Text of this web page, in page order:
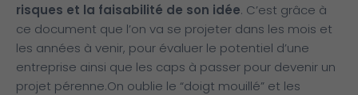
risques et la faisabilité de son idée. C’est grâce à
ce document que l’on va se projeter dans les mois et
les années à venir, pour évaluer le potentiel d’une
entreprise ainsi que les caps à passer pour devenir un
projet pérenne.On oublie le “doigt mouillé” et les